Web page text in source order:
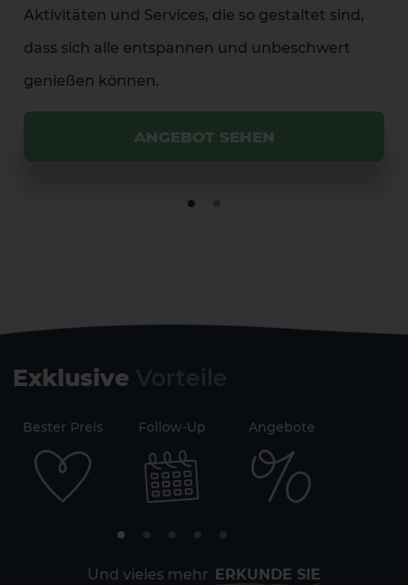
Aktivitäten und Services, die so gestaltet sind,
dass sich alle entspannen und unbeschwert
genießen können.
ANGEBOT SEHEN
Exklusive
Und vieles mehr ERKUNDE SIE
Bester Preis Follow-Up Angebote